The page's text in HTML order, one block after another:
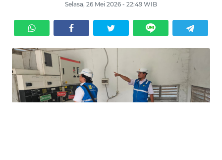
Selasa, 26 Mei 2026 - 22:49 WIB
SERBI
OPINI
Informasi
INDEKS
BERITA